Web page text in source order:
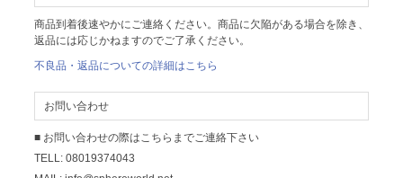
商品到着後速やかにご連絡ください。商品に欠陥がある場合を除き、
返品には応じかねますのでご了承ください。
不良品・返品についての詳細はこちら
お問い合わせ
■ お問い合わせの際はこちらまでご連絡下さい
TELL: 08019374043